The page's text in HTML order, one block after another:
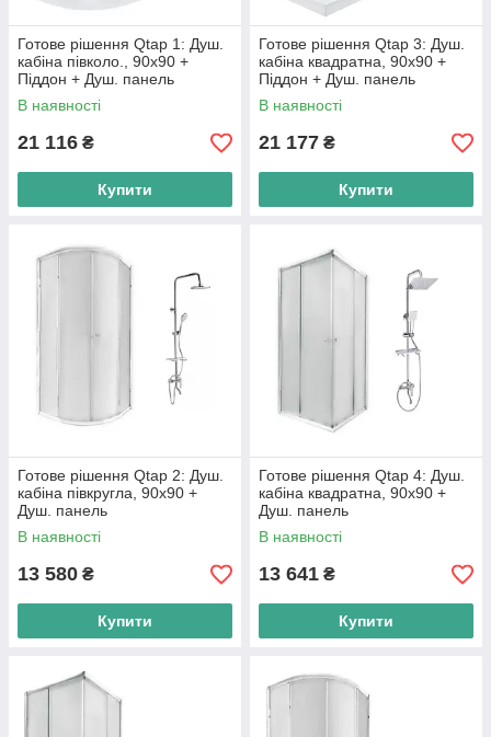
Готове рішення Qtap 1: Душ.
кабіна півколо., 90x90 +
Піддон + Душ. панель
В наявності
21 116 ₴
Купити
Готове рішення Qtap 3: Душ.
кабіна квадратна, 90x90 +
Піддон + Душ. панель
В наявності
21 177 ₴
Купити
Готове рішення Qtap 2: Душ.
кабіна півкругла, 90x90 +
Душ. панель
В наявності
13 580 ₴
Купити
Готове рішення Qtap 4: Душ.
кабіна квадратна, 90x90 +
Душ. панель
В наявності
13 641 ₴
Купити